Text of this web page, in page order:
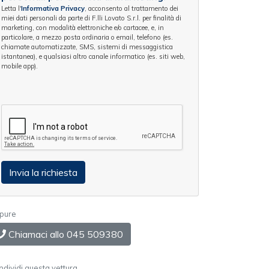
Letta l'Informativa Privacy , acconsento al trattamento dei
miei dati personali da parte di F.lli Lovato S.r.l. per finalità di
marketing, con modalità elettroniche e/o cartacee, e, in
particolare, a mezzo posta ordinaria o email, telefono (es.
chiamate automatizzate, SMS, sistemi di messaggistica
istantanea), e qualsiasi altro canale informatico (es. siti web,
mobile app).
Chiamaci allo 045 509380